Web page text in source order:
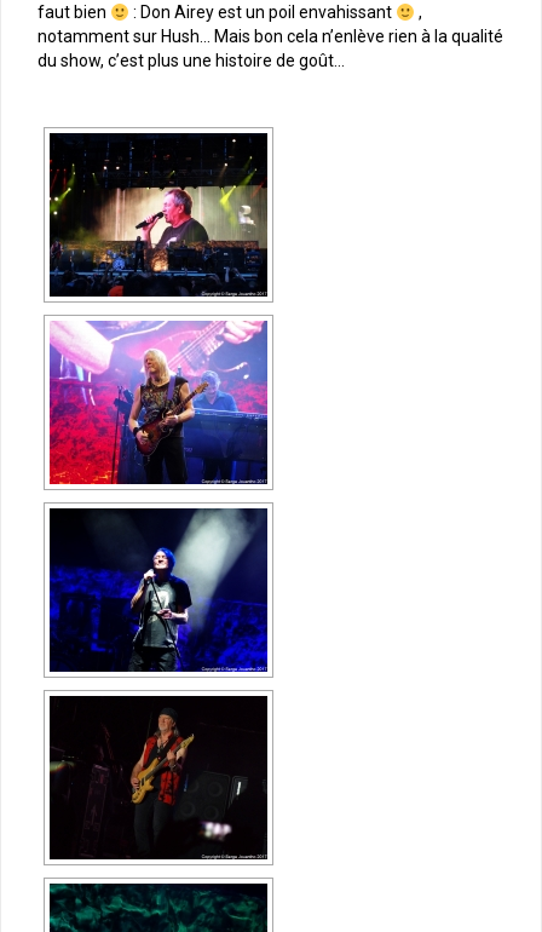
faut bien
: Don Airey est un poil envahissant
,
notamment sur Hush… Mais bon cela n’enlève rien à la qualité
du show, c’est plus une histoire de goût…